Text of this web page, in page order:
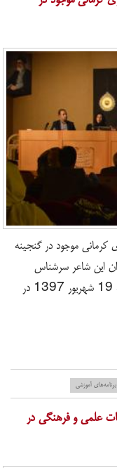
موجود در گنجینه
این شاعر سرشناس
سده‌های هفتم و هشتم هجری، عصر روز دوشنبه 19 شهریور 1397 در
برنامه‌های آموزشی
علمی و فرهنگی در